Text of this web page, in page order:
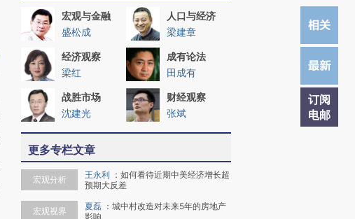
订阅
电邮
宏观与金融
盛松成
人口与经济
梁建章
经济观察
梁红
成有论法
田成有
战胜市场
沈建光
财经观察
张斌
更多专栏文章
宏观分析 王永利 ： 如何看待近期中美经济增长超
预期大反差
宏观视界 夏磊 ： 城中村改造对未来5年的房地产
影响